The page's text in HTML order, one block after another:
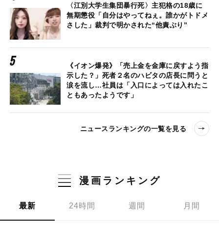
〈江別大学生集団暴行死〉主犯格の18歳に
無期懲役「自分はやってねぇ。誰かがトドメ
さした」裁判で明かされた“他責ぶり”
《イオン爆発》「売上金を金庫に戻すよう指
示した？」死者２名のハビタの店長に問うと
涙を流し…社員は「入口によっては入れたこ
ともあったようです」
ニュースランキングの一覧を見る
漫画ランキング
最新 24時間 週間 月間